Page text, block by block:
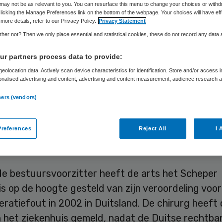
Skipr Redactie 3 mei 2009 , 09:00 24 keer gelezen
Ziekenhuis in Emmen wist dat chirurg Nick
fatale maagverkleiningen heeft uitgevoerd, in
strafblad had. Ondanks de veroordeling voor
kon hij zijn werk in Emmen voortzetten. Dat
Maarten Rutgers zaterdag in een
bestuursvoorzitter heeft de arts het Scheper
op de hoogte gesteld van zijn veroordeling
in 2002 in Duitsland. De chirurg heeft
het ziekenhuis gemeld, nadat de Duitse
not be as relevant to you. You can resurface this menu to change your choices or
the Manage Preferences link on the bottom of the webpage. Your choices will have
details, refer to our Privacy Policy.
Privacy Statement
not? Then we only place essential and statistical cookies, these do not record any data
partners process data to provide:
data. Actively scan device characteristics for identification. Store and/or access
advertising and content, advertising and content measurement, audience research
(vendors)
Reject All I